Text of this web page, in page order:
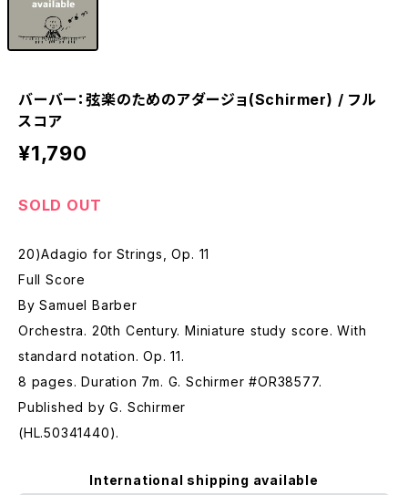
バーバー：弦楽のためのアダージョ(Schirmer) / フル
スコア
¥1,790
SOLD OUT
20)Adagio for Strings, Op. 11
Full Score
By Samuel Barber
Orchestra. 20th Century. Miniature study score. With
standard notation. Op. 11.
8 pages. Duration 7m. G. Schirmer #OR38577.
Published by G. Schirmer
(HL.50341440).
International shipping available